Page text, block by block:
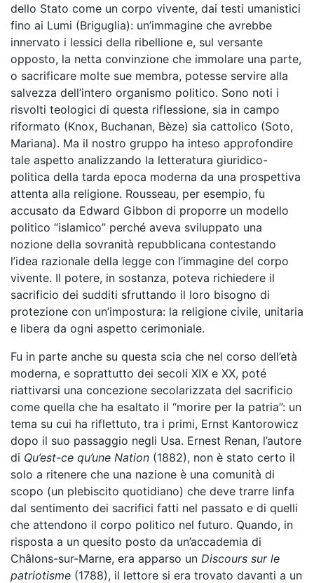
dello Stato come un corpo vivente, dai testi umanistici
fino ai Lumi (Briguglia): un’immagine che avrebbe
innervato i lessici della ribellione e, sul versante
opposto, la netta convinzione che immolare una parte,
o sacrificare molte sue membra, potesse servire alla
salvezza dell’intero organismo politico. Sono noti i
risvolti teologici di questa riflessione, sia in campo
riformato (Knox, Buchanan, Bèze) sia cattolico (Soto,
Mariana). Ma il nostro gruppo ha inteso approfondire
tale aspetto analizzando la letteratura giuridico-
politica della tarda epoca moderna da una prospettiva
attenta alla religione. Rousseau, per esempio, fu
accusato da Edward Gibbon di proporre un modello
politico “islamico” perché aveva sviluppato una
nozione della sovranità repubblicana contestando
l’idea razionale della legge con l’immagine del corpo
vivente. Il potere, in sostanza, poteva richiedere il
sacrificio dei sudditi sfruttando il loro bisogno di
protezione con un’impostura: la religione civile, unitaria
e libera da ogni aspetto cerimoniale.
Fu in parte anche su questa scia che nel corso dell’età
moderna, e soprattutto dei secoli XIX e XX, poté
riattivarsi una concezione secolarizzata del sacrificio
come quella che ha esaltato il “morire per la patria”: un
tema su cui ha riflettuto, tra i primi, Ernst Kantorowicz
dopo il suo passaggio negli Usa. Ernest Renan, l’autore
di Qu’est-ce qu’une Nation (1882), non è stato certo il
solo a ritenere che una nazione è una comunità di
scopo (un plebiscito quotidiano) che deve trarre linfa
dal sentimento dei sacrifici fatti nel passato e di quelli
che attendono il corpo politico nel futuro. Quando, in
risposta a un quesito posto da un’accademia di
Châlons-sur-Marne, era apparso un Discours sur le
patriotisme (1788), il lettore si era trovato davanti a un